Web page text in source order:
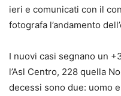
ieri e comunicati con il
fotografa l’andamento
I nuovi casi segnano un
l’Asl Centro, 228 quella
decessi sono due: uomo